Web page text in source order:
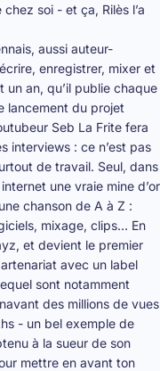
soi - et ça, Rilès l’a
aussi auteur-
enregistrer, mixer et
un an, qu’il publie chaque
lancement du projet
Seb La Frite fera
interviews : ce n’est pas
de travail. Seul, dans
une vraie mine d’or
chanson de A à Z :
mixage, clips… En
et devient le premier
avec un label
sont notamment
des millions de vues
- un bel exemple de
à la sueur de son
mettre en avant ton